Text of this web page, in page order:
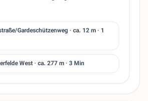
Gardeschützenweg · ca. 12 m · 1
West · ca. 277 m · 3 Min